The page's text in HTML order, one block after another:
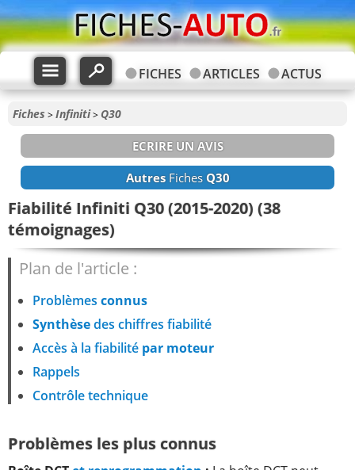
FICHES ARTICLES ACTUS
Fiches >Infiniti> Q30
ECRIRE UN AVIS
AutresFiches Q30
Fiabilité Infiniti Q30 (2015-2020) (38
témoignages)
Plan de l'article :
Problèmes connus
Synthèsedes chiffres fiabilité
Accès à la fiabilité par moteur
Rappels
Contrôle technique
Problèmes les plus connus